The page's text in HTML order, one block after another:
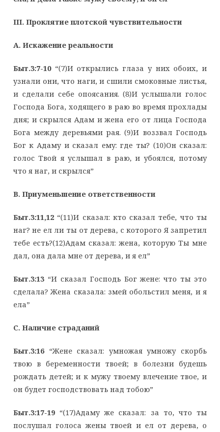
III. Проклятие плотской чувствительности
A. Искажение реальности
Быт.3:7-10“(7)И открылись глаза у них обоих, и
узнали они, что наги, и сшили смоковные листья,
и сделали себе опоясания. (8)И услышали голос
Господа Бога, ходящего в раю во время прохлады
дня; и скрылся Адам и жена его от лица Господа
Бога между деревьями рая. (9)И воззвал Господь
Бог к Адаму и сказал ему: где ты? (10)Он сказал:
голос Твой я услышал в раю, и убоялся, потому
что я наг, и скрылся”
B. Приуменьшение ответственности
Быт.3:11,12“(11)И сказал: кто сказал тебе, что ты
наг? не ел ли ты от дерева, с которого Я запретил
тебе есть?(12)Адам сказал: жена, которую Ты мне
дал, она дала мне от дерева, и я ел”
Быт.3:13“И сказал Господь Бог жене: что ты это
сделала? Жена сказала: змей обольстил меня, и я
ела”
C. Наличие страданий
Быт.3:16“Жене сказал: умножая умножу скорбь
твою в беременности твоей; в болезни будешь
рождать детей; и к мужу твоему влечение твое, и
он будет господствовать над тобою”
Быт.3:17-19“(17)Адаму же сказал: за то, что ты
послушал голоса жены твоей и ел от дерева, о